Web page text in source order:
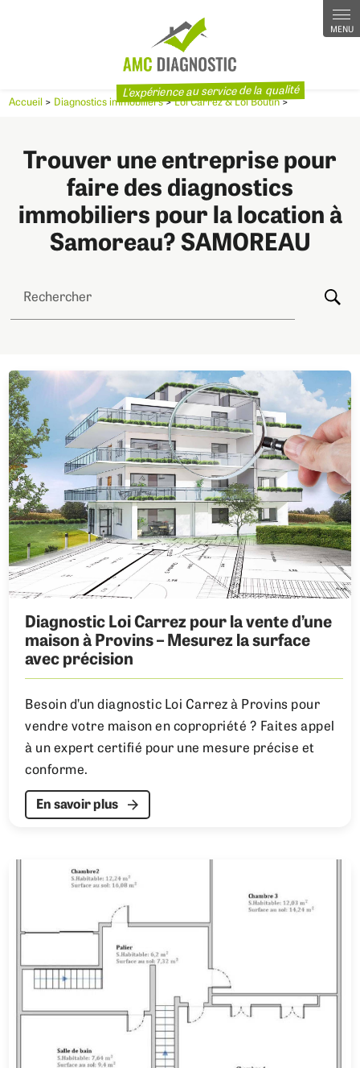
L'expérience au service de la qualité
Accueil > Diagnostics immobiliers>Loi Carrez & Loi Boutin>
Trouver une entreprise pour
faire des diagnostics
immobiliers pour la location à
Samoreau? SAMOREAU
Rechercher
Diagnostic Loi Carrez pour la vente d’une
maison à Provins – Mesurez la surface
avec précision
Besoin d’un diagnostic Loi Carrez à Provins pour
vendre votre maison en copropriété ? Faites appel
à un expert certifié pour une mesure précise et
conforme.
En savoir plus